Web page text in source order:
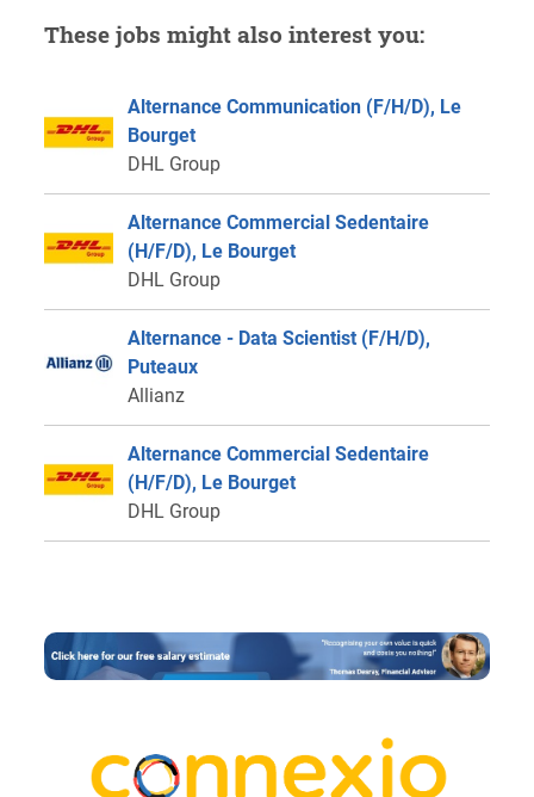
These jobs might also interest you:
Alternance Communication (F/H/D), Le
Bourget
DHL Group
Alternance Commercial Sedentaire
(H/F/D), Le Bourget
DHL Group
Alternance - Data Scientist (F/H/D),
Puteaux
Allianz
Alternance Commercial Sedentaire
(H/F/D), Le Bourget
DHL Group